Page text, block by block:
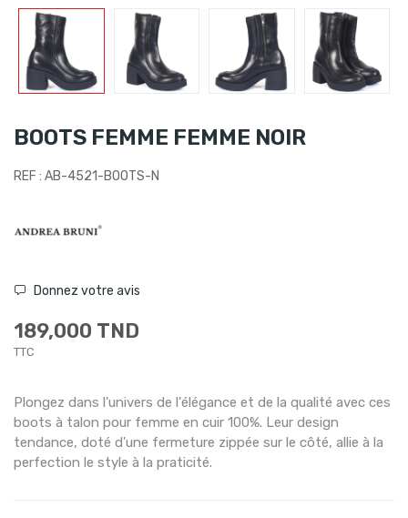
BOOTS FEMME FEMME NOIR
REF : AB-4521-BOOTS-N
Donnez votre avis
189,000 TND
TTC
Plongez dans l'univers de l'élégance et de la qualité avec ces
boots à talon pour femme en cuir 100%. Leur design
tendance, doté d'une fermeture zippée sur le côté, allie à la
perfection le style à la praticité.